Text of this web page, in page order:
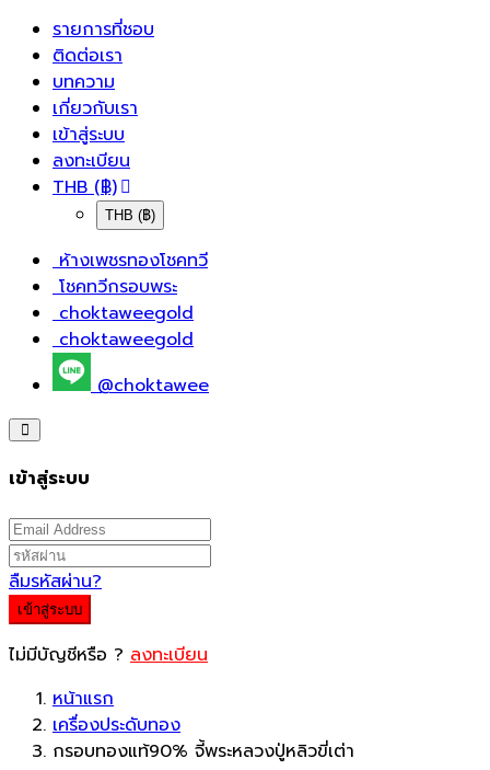
รายการที่ชอบ
ติดต่อเรา
บทความ
เกี่ยวกับเรา
เข้าสู่ระบบ
ลงทะเบียน
THB (฿)
THB (฿)
ห้างเพชรทองโชคทวี
โชคทวีกรอบพระ
choktaweegold
choktaweegold
@choktawee
เข้าสู่ระบบ
ลืมรหัสผ่าน?
เข้าสู่ระบบ
ไม่มีบัญชีหรือ ? ลงทะเบียน
หน้าแรก
เครื่องประดับทอง
กรอบทองแท้90% จี้พระหลวงปู่หลิวขี่เต่า